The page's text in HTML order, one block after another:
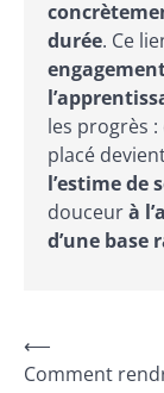
durée. Ce
les progrès
placé
l’estime de
douceurà
d’une base
Navigation
de
⟵
Comment